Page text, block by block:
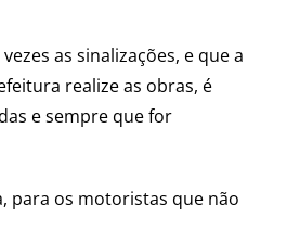
as sinalizações, e que a
realize as obras, é
e sempre que for
para os motoristas que não